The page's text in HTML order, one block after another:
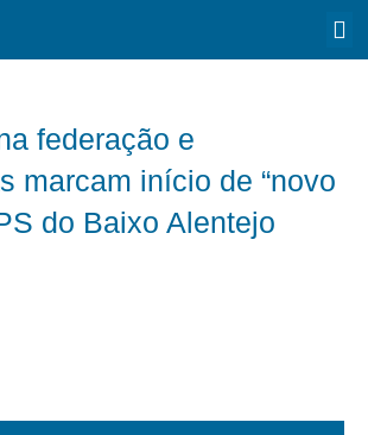
federação e
marcam início de “novo
do Baixo Alentejo